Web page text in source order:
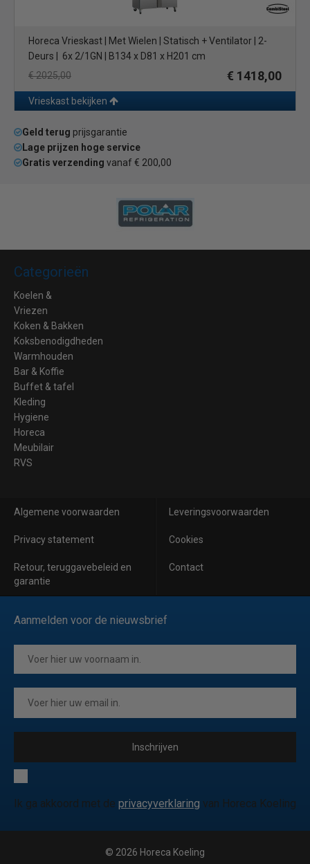
Horeca Vrieskast | Met Wielen | Statisch + Ventilator | 2-
Deurs | 6x 2/1GN | B134 x D81 x H201 cm
€ 2025,00
€ 1418,00
Vrieskast bekijken
Geld terug prijsgarantie
Lage prijzen hoge service
Gratis verzending vanaf € 200,00
Categorieën
Koelen &
Vriezen
Koken & Bakken
Koksbenodigdheden
Warmhouden
Bar & Koffie
Buffet & tafel
Kleding
Hygiene
Horeca
Meubilair
RVS
Algemene voorwaarden Leveringsvoorwaarden
Privacy statement Cookies
Retour, teruggavebeleid en
garantie
Contact
Aanmelden voor de nieuwsbrief
Inschrijven
Ik ga akkoord met de privacyverklaring van Horeca Koeling
© 2026 Horeca Koeling